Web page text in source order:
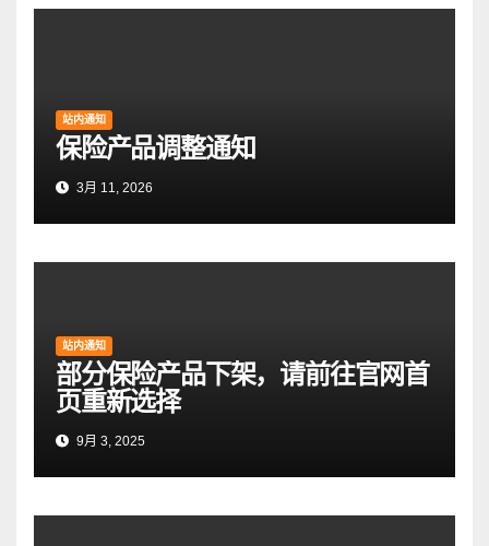
站内通知
保险产品调整通知
3月 11, 2026
站内通知
部分保险产品下架，请前往官网首
页重新选择
9月 3, 2025